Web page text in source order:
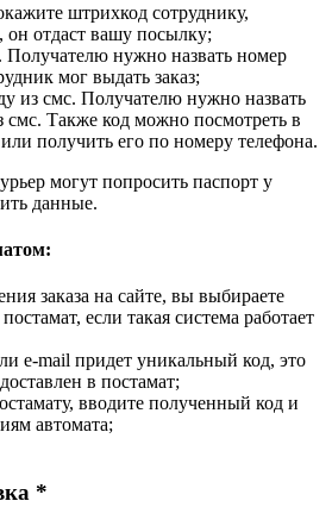
штрихкод сотруднику,
он отдаст вашу посылку;
Получателю нужно назвать номер
мог выдать заказ;
из смс. Получателю нужно назвать
Также код можно посмотреть в
получить его по номеру телефона.
могут попросить паспорт у
данные.
заказа на сайте, вы выбираете
если такая система работает
e-mail придет уникальный код, это
в постамат;
вводите полученный код и
автомата;
*